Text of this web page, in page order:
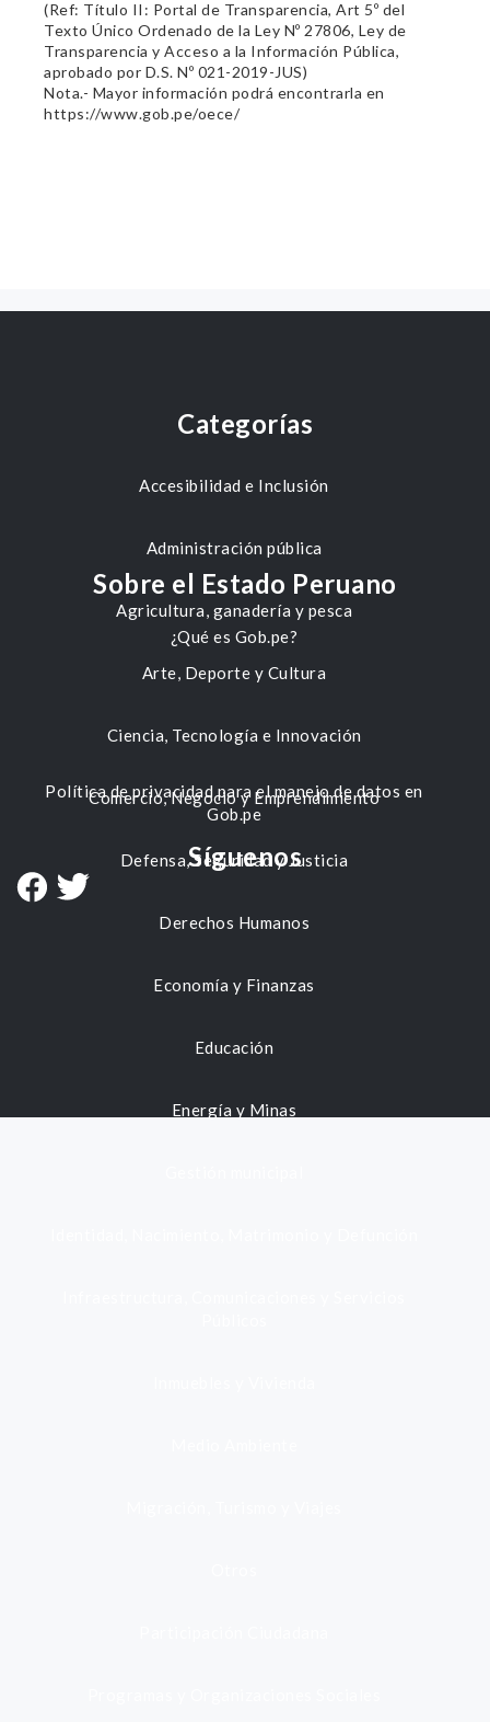
(Ref: Título II: Portal de Transparencia, Art 5º del
Texto Único Ordenado de la Ley Nº 27806, Ley de
Transparencia y Acceso a la Información Pública,
aprobado por D.S. Nº 021-2019-JUS)
Nota.- Mayor información podrá encontrarla en
https://www.gob.pe/oece/
Categorías
Accesibilidad e Inclusión
Administración pública
Agricultura, ganadería y pesca
Arte, Deporte y Cultura
Ciencia, Tecnología e Innovación
Comercio, Negocio y Emprendimiento
Defensa, Seguridad y Justicia
Derechos Humanos
Economía y Finanzas
Educación
Energía y Minas
Sobre el Estado Peruano
¿Qué es Gob.pe?
Política de privacidad para el manejo de datos en
Gob.pe
Síguenos